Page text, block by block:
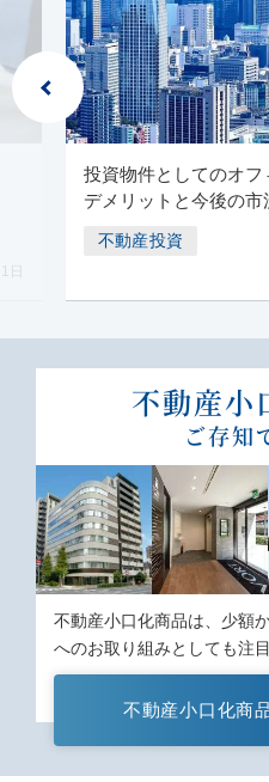
投資物件としてのオフ
デメリットと今後の市
不動産投資
不動産⼩
ご存知
不動産⼩⼝化商品は、少額
へのお取り組みとしても注
不動産⼩⼝化商